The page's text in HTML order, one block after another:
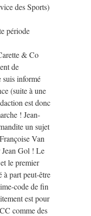
des Sports)
période
& Co
de
suis informé
(suite à une
est donc
! Jean-
un sujet
Van
Gol ! Le
le premier
à part peut-être
code de fin
est pour
comme des